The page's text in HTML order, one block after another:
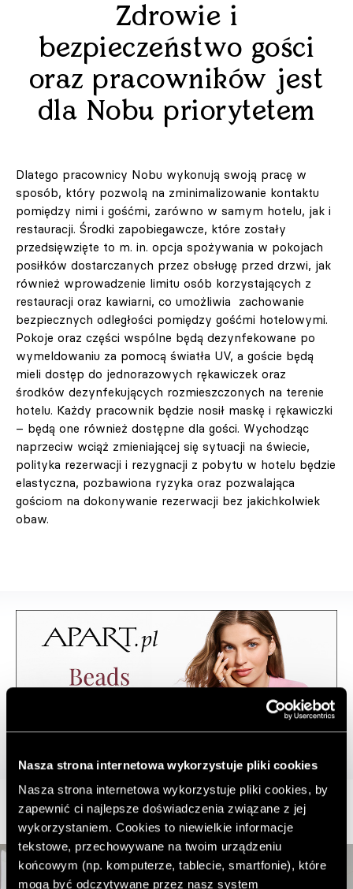
Nasza strona internetowa wykorzystuje pliki cookies
Nasza strona internetowa wykorzystuje pliki cookies, by
zapewnić ci najlepsze doświadczenia związane z jej
wykorzystaniem. Cookies to niewielkie informacje
tekstowe, przechowywane na twoim urządzeniu
końcowym (np. komputerze, tablecie, smartfonie), które
mogą być odczytywane przez nasz system
Zdrowie i
bezpieczeństwo gości
oraz pracowników jest
dla Nobu priorytetem
Dlatego pracownicy Nobu wykonują swoją pracę w
sposób, który pozwolą na zminimalizowanie kontaktu
pomiędzy nimi i gośćmi, zarówno w samym hotelu, jak i
restauracji. Środki zapobiegawcze, które zostały
przedsięwzięte to m. in. opcja spożywania w pokojach
posiłków dostarczanych przez obsługę przed drzwi, jak
również wprowadzenie limitu osób korzystających z
restauracji oraz kawiarni, co umożliwia zachowanie
bezpiecznych odległości pomiędzy gośćmi hotelowymi.
Pokoje oraz części wspólne będą dezynfekowane po
wymeldowaniu za pomocą światła UV, a goście będą
mieli dostęp do jednorazowych rękawiczek oraz
środków dezynfekujących rozmieszczonych na terenie
hotelu. Każdy pracownik będzie nosił maskę i rękawiczki
– będą one również dostępne dla gości. Wychodząc
naprzeciw wciąż zmieniającej się sytuacji na świecie,
polityka rezerwacji i rezygnacji z pobytu w hotelu będzie
elastyczna, pozbawiona ryzyka oraz pozwalająca
gościom na dokonywanie rezerwacji bez jakichkolwiek
obaw.